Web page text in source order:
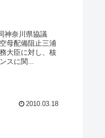
神奈川県協議
母配備阻止三浦
大臣に対し、核
スに関...
2010.03.18